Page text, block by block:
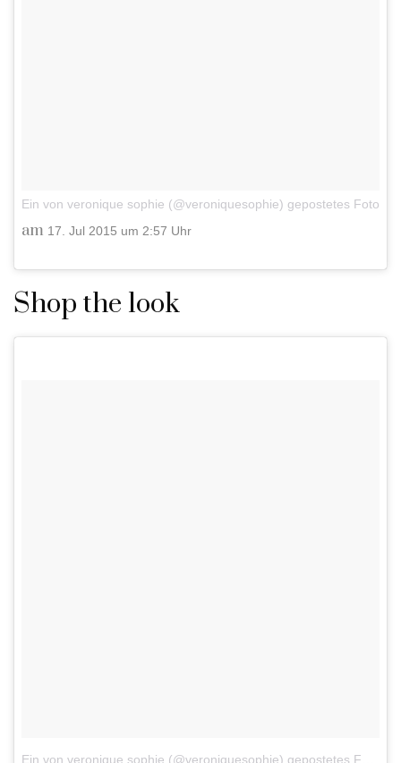
Ein von veronique sophie (@veroniquesophie) gepostetes Foto
am 17. Jul 2015 um 2:57 Uhr
Shop the look